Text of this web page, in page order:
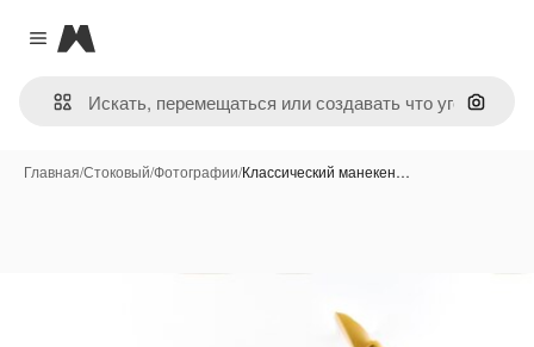
Close menu
Magnific
Поиск
Главная/Стоковый/Фотографии/Классический манекен…